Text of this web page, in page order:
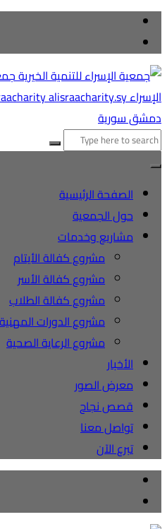
التجاوز
المحتوى
البحث
عن:
الصفحة الرئيسية
حول الجمعية
مشاريع وخدمات
مشروع كفالة الأيتام
مشروع كفالة الأسر
مشروع كفالة الطلاب
مشروع الدورات المهنية
مشروع الرعاية الصحية
الأخبار
معرض الصور
قصص نجاح
تواصل معنا
تبرع الآن